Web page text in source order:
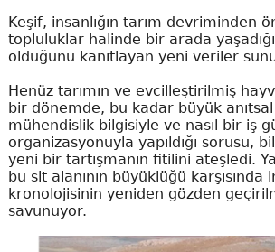
Keşif, insanlığın tarım devriminden
topluluklar halinde bir arada
olduğunu kanıtlayan yeni veriler
Henüz tarımın ve evcilleştirilmiş
bir dönemde, bu kadar büyük anıtsal
mühendislik bilgisiyle ve nasıl bir iş
organizasyonuyla yapıldığı sorusu,
yeni bir tartışmanın fitilini ateşledi.
bu sit alanının büyüklüğü karşısında
kronolojisinin yeniden gözden
savunuyor.